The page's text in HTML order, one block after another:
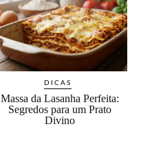
DICAS
Massa da Lasanha Perfeita:
Segredos para um Prato
Divino